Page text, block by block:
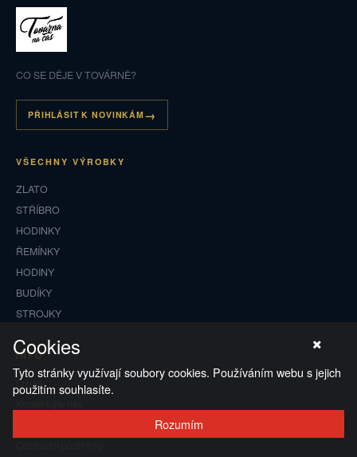
CO SE DĚJE V TOVÁRNĚ?
PŘIHLÁSIT K NOVINKÁM
VŠECHNY VÝROBKY
ZLATO
STŘÍBRO
HODINKY
ŘEMÍNKY
HODINY
BUDÍKY
STROJKY
INFO
O nás
Cookies
Tyto stránky využívají soubory cookies. Používáním webu s jejich
použitím souhlasíte.
Rozumím